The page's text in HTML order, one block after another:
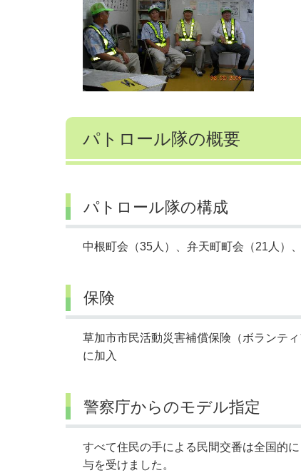
パトロール隊の概要
パトロール隊の構成
中根町会（35人）、弁天町町会（21人）
保険
草加市市民活動災害補償保険（ボランテ
に加入
警察庁からのモデル指定
すべて住民の手による民間交番は全国的
与を受けました。